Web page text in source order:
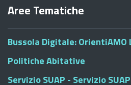
Aree Tematiche
Bussola Digitale: OrientiAMO
Politiche Abitative
Servizio SUAP - Servizio